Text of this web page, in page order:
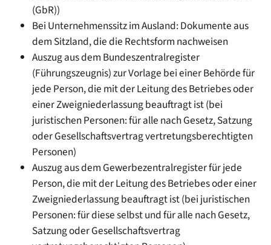
(GbR))
Bei Unternehmenssitz im Ausland: Dokumente aus
dem Sitzland, die die Rechtsform nachweisen
Auszug aus dem Bundeszentralregister
(Führungszeugnis) zur Vorlage bei einer Behörde für
jede Person, die mit der Leitung des Betriebes oder
einer Zweigniederlassung beauftragt ist (bei
juristischen Personen: für alle nach Gesetz, Satzung
oder Gesellschaftsvertrag vertretungsberechtigten
Personen)
Auszug aus dem Gewerbezentralregister für jede
Person, die mit der Leitung des Betriebes oder einer
Zweigniederlassung beauftragt ist (bei juristischen
Personen: für diese selbst und für alle nach Gesetz,
Satzung oder Gesellschaftsvertrag